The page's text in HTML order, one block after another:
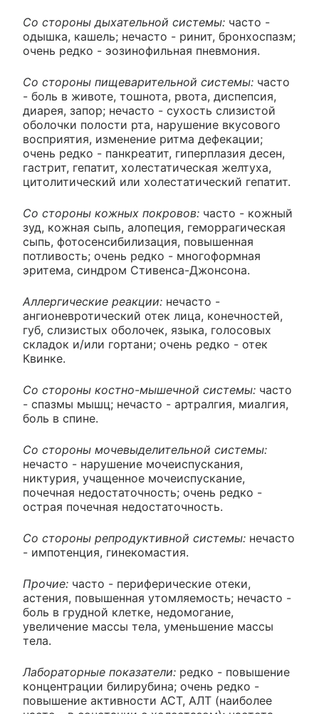
Со стороны дыхательной системы: часто -
одышка, кашель; нечасто - ринит, бронхоспазм;
очень редко - эозинофильная пневмония.
Со стороны пищеварительной системы: часто
- боль в животе, тошнота, рвота, диспепсия,
диарея, запор; нечасто - сухость слизистой
оболочки полости рта, нарушение вкусового
восприятия, изменение ритма дефекации;
очень редко - панкреатит, гиперплазия десен,
гастрит, гепатит, холестатическая желтуха,
цитолитический или холестатический гепатит.
Со стороны кожных покровов: часто - кожный
зуд, кожная сыпь, алопеция, геморрагическая
сыпь, фотосенсибилизация, повышенная
потливость; очень редко - многоформная
эритема, синдром Стивенса-Джонсона.
Аллергические реакции: нечасто -
ангионевротический отек лица, конечностей,
губ, слизистых оболочек, языка, голосовых
складок и/или гортани; очень редко - отек
Квинке.
Со стороны костно-мышечной системы: часто
- спазмы мышц; нечасто - артралгия, миалгия,
боль в спине.
Со стороны мочевыделительной системы:
нечасто - нарушение мочеиспускания,
никтурия, учащенное мочеиспускание,
почечная недостаточность; очень редко -
острая почечная недостаточность.
Со стороны репродуктивной системы: нечасто
- импотенция, гинекомастия.
Прочие: часто - периферические отеки,
астения, повышенная утомляемость; нечасто -
боль в грудной клетке, недомогание,
увеличение массы тела, уменьшение массы
тела.
Лабораторные показатели: редко - повышение
концентрации билирубина; очень редко -
повышение активности ACT, АЛТ (наиболее